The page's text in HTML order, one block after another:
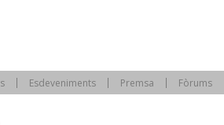
Esdeveniments Premsa Fòrums